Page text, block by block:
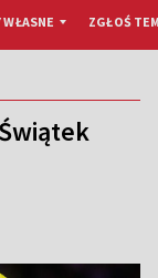
WŁASNE ZGŁOŚ